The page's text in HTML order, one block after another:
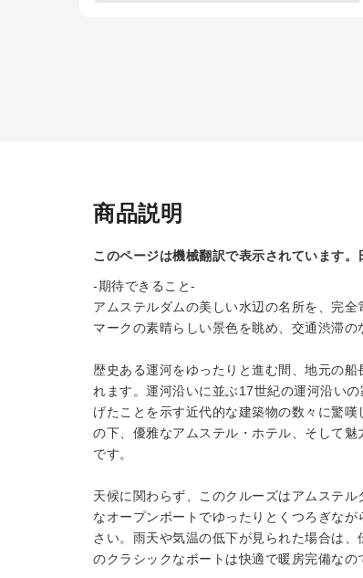
商品説明
このページは機械翻訳で表示されています。
-期待できること-
アムステルダムの美しい水辺の名所を、完
マークの素晴らしい景色を眺め、交通渋滞の
歴史ある運河をゆったりと進む間、地元の
れます。運河沿いに並ぶ17世紀の運河沿い
げたことを示す近代的な建築物の数々に驚
の下、優雅なアムステル・ホテル、そして
です。
天候に関わらず、このクルーズはアムステ
なオープンボートでゆったりとくつろぎな
さい。雨天や気温の低下が見られた場合は
のクラシックなボートは快適で暖房完備な